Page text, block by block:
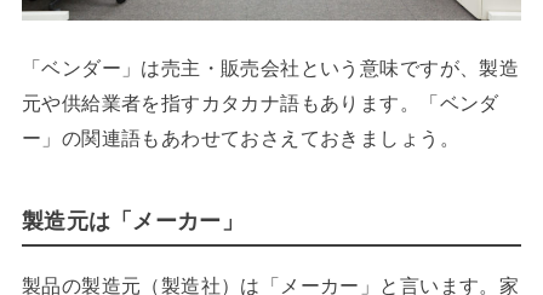
「ベンダー」は売主・販売会社という意味ですが、製造
元や供給業者を指すカタカナ語もあります。「ベンダ
ー」の関連語もあわせておさえておきましょう。
製造元は「メーカー」
製品の製造元（製造社）は「メーカー」と言います。家